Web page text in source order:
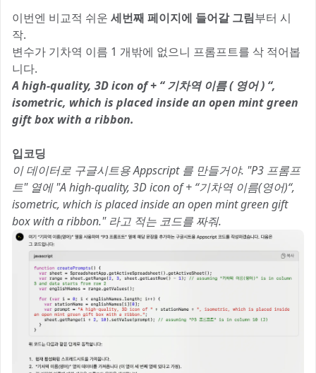
이번엔 비교적 쉬운 세번째 페이지에 들어갈 그림부터 시
작.
변수가 기차역 이름 1 개밖에 없으니 프롬프트를 삭 적어봅
니다.
A high-quality, 3D icon of + “ 기차역 이름 ( 영어 ) “,
isometric, which is placed inside an open mint green
gift box with a ribbon.
입코딩
이 데이터로 구글시트용 Appscript 를 만들거야. "P3 프롬프
트" 열에 "A high-quality, 3D icon of + “기차역 이름(영어)“,
isometric, which is placed inside an open mint green gift
box with a ribbon." 라고 적는 코드를 짜줘.